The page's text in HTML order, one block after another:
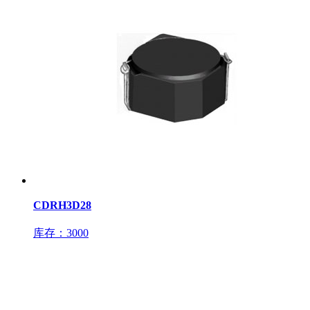
CDRH3D28
库存：3000